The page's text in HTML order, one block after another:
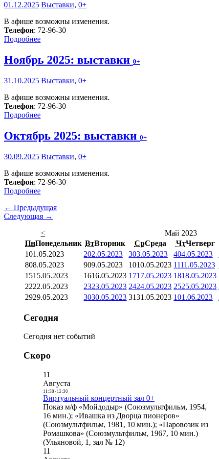
01.12.2025 Выставки, 0+
В афише возможны изменения.
Телефон: 72-96-30
Подробнее
Ноябрь 2025: выставки 0+
31.10.2025 Выставки, 0+
В афише возможны изменения.
Телефон: 72-96-30
Подробнее
Октябрь 2025: выставки 0+
30.09.2025 Выставки, 0+
В афише возможны изменения.
Телефон: 72-96-30
Подробнее
← Предыдущая
Следующая →
<
Май 2023
ПнПонедельник ВтВторник СрСреда ЧтЧетверг
101.05.2023 202.05.2023 303.05.2023 404.05.2023
808.05.2023 909.05.2023 1010.05.2023 1111.05.2023
1515.05.2023 1616.05.2023 1717.05.2023 1818.05.2023
2222.05.2023 2323.05.2023 2424.05.2023 2525.05.2023
2929.05.2023 3030.05.2023 3131.05.2023 101.06.2023
Сегодня
Сегодня нет событий
Скоро
11
Августа
11:30- 12:30
Виртуальный концертный зал 0+
Показ м/ф «Мойдодыр» (Союзмультфильм, 1954,
16 мин.); «Ивашка из Дворца пионеров»
(Союзмультфильм, 1981, 10 мин.); «Паровозик из
Ромашкова» (Союзмультфильм, 1967, 10 мин.)
(Ульяновой, 1, зал № 12)
11